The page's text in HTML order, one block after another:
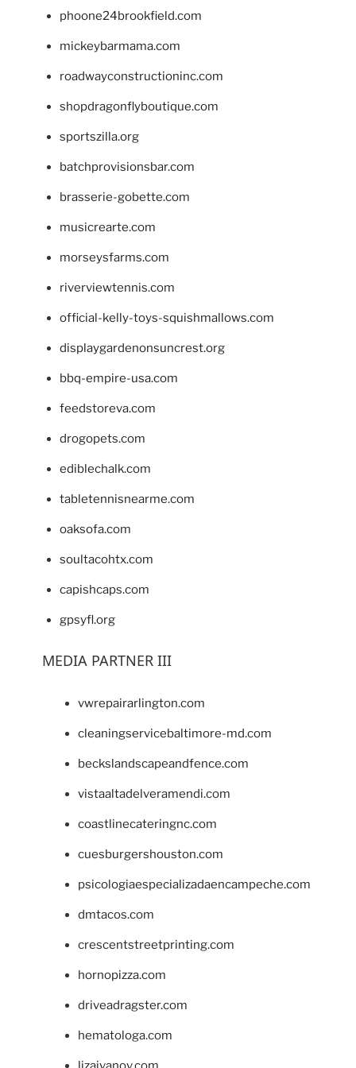
phoone24brookfield.com
mickeybarmama.com
roadwayconstructioninc.com
shopdragonflyboutique.com
sportszilla.org
batchprovisionsbar.com
brasserie-gobette.com
musicrearte.com
morseysfarms.com
riverviewtennis.com
official-kelly-toys-squishmallows.com
displaygardenonsuncrest.org
bbq-empire-usa.com
feedstoreva.com
drogopets.com
ediblechalk.com
tabletennisnearme.com
oaksofa.com
soultacohtx.com
capishcaps.com
gpsyfl.org
MEDIA PARTNER III
vwrepairarlington.com
cleaningservicebaltimore-md.com
beckslandscapeandfence.com
vistaaltadelveramendi.com
coastlinecateringnc.com
cuesburgershouston.com
psicologiaespecializadaencampeche.com
dmtacos.com
crescentstreetprinting.com
hornopizza.com
driveadragster.com
hematologa.com